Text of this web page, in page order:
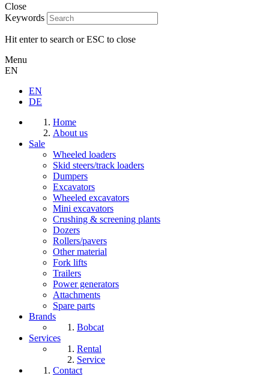
Close
Keywords
Hit enter to search or ESC to close
Menu
EN
EN
DE
Home
About us
Sale
Wheeled loaders
Skid steers/track loaders
Dumpers
Excavators
Wheeled excavators
Mini excavators
Crushing & screening plants
Dozers
Rollers/pavers
Other material
Fork lifts
Trailers
Power generators
Attachments
Spare parts
Brands
Bobcat
Services
Rental
Service
Contact